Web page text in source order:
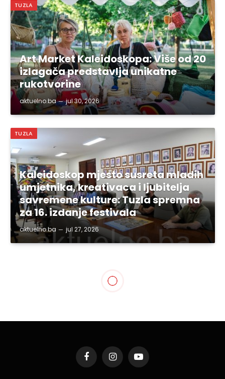
TUZLA
Art Market Kaleidoskopa: Više od 20
izlagača predstavlja unikatne
rukotvorine
aktuelno.ba jul 30, 2026
TUZLA
Kaleidoskop mjesto susreta mladih
umjetnika, kreativaca i ljubitelja
savremene kulture: Tuzla spremna
za 16. izdanje festivala
aktuelno.ba jul 27, 2026
Ramiz Salkić reagovao na
najave Milorada Dodika da
će naložiti RTRS snimanje